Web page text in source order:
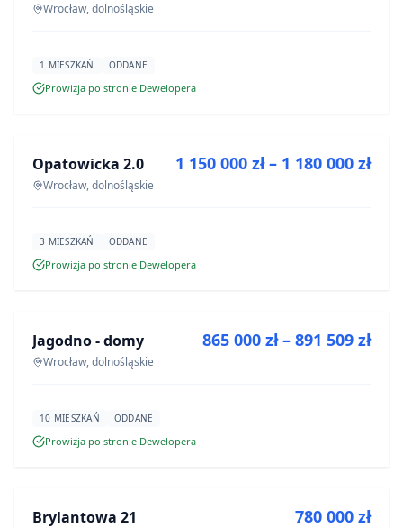
Wrocław, dolnośląskie
1 MIESZKAŃ ODDANE
Prowizja po stronie Dewelopera
INWESTYCJA
Opatowicka 2.0
Wrocław, dolnośląskie
1 150 000 zł – 1 180 000 zł
3 MIESZKAŃ ODDANE
Prowizja po stronie Dewelopera
INWESTYCJA
Jagodno - domy
Wrocław, dolnośląskie
865 000 zł – 891 509 zł
10 MIESZKAŃ ODDANE
Prowizja po stronie Dewelopera
INWESTYCJA
Brylantowa 21 780 000 zł